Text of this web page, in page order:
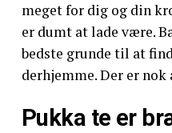
meget for dig og din
er dumt at lade være.
bedste grunde til at
derhjemme. Der er
Pukka te er